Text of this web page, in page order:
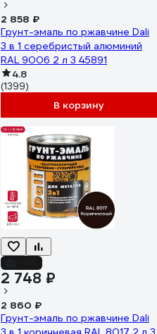
2 858 ₽
Грунт-эмаль по ржавчине Dali
3 в 1 серебристый алюминий
RAL 9006 2 л 3 45891
4.8
(1399)
В корзину
2 748 ₽
2 860 ₽
Грунт-эмаль по ржавчине Dali